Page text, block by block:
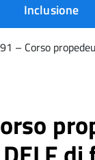
Inclusione
– Corso